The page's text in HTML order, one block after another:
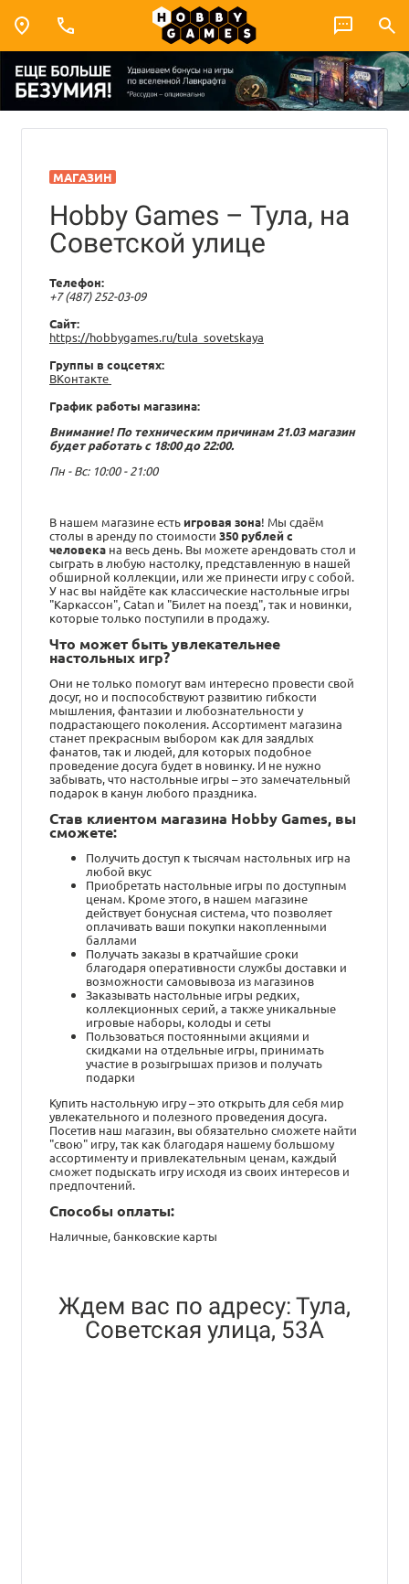
МАГАЗИН
Hobby Games – Тула, на
Советской улице
Телефон:
+7 (487) 252-03-09
Сайт:
https://hobbygames.ru/tula_sovetskaya
Группы в соцсетях:
ВКонтакте
График работы магазина:
Внимание! По техническим причинам 21.03 магазин
будет работать с 18:00 до 22:00.
Пн - Вс: 10:00 - 21:00
В нашем магазине есть игровая зона! Мы сдаём
столы в аренду по стоимости 350 рублей с
человека на весь день. Вы можете арендовать стол и
сыграть в любую настолку, представленную в нашей
обширной коллекции, или же принести игру с собой.
У нас вы найдёте как классические настольные игры
"Каркассон", Catan и "Билет на поезд", так и новинки,
которые только поступили в продажу.
Что может быть увлекательнее
настольных игр?
Они не только помогут вам интересно провести свой
досуг, но и поспособствуют развитию гибкости
мышления, фантазии и любознательности у
подрастающего поколения. Ассортимент магазина
станет прекрасным выбором как для заядлых
фанатов, так и людей, для которых подобное
проведение досуга будет в новинку. И не нужно
забывать, что настольные игры – это замечательный
подарок в канун любого праздника.
Став клиентом магазина Hobby Games, вы
сможете:
Получить доступ к тысячам настольных игр на
любой вкус
Приобретать настольные игры по доступным
ценам. Кроме этого, в нашем магазине
действует бонусная система, что позволяет
оплачивать ваши покупки накопленными
баллами
Получать заказы в кратчайшие сроки
благодаря оперативности службы доставки и
возможности самовывоза из магазинов
Заказывать настольные игры редких,
коллекционных серий, а также уникальные
игровые наборы, колоды и сеты
Пользоваться постоянными акциями и
скидками на отдельные игры, принимать
участие в розыгрышах призов и получать
подарки
Купить настольную игру – это открыть для себя мир
увлекательного и полезного проведения досуга.
Посетив наш магазин, вы обязательно сможете найти
"свою" игру, так как благодаря нашему большому
ассортименту и привлекательным ценам, каждый
сможет подыскать игру исходя из своих интересов и
предпочтений.
Способы оплаты:
Наличные, банковские карты
Ждем вас по адресу: Тула,
Советская улица, 53А